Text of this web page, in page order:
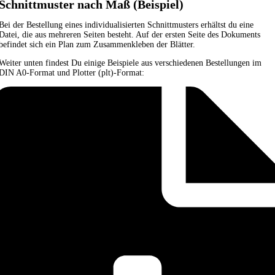
nach Maß (Beispiel)
der Bestellung eines individualisierten Schnittmusters erhältst du eine
die aus mehreren Seiten besteht. Auf der ersten Seite des Dokuments
sich ein Plan zum Zusammenkleben der Blätter.
unten findest Du einige Beispiele aus verschiedenen Bestellungen im
A0-Format und Plotter (plt)-Format: